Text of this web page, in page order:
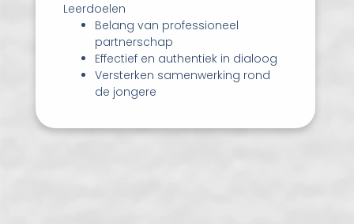
Leerdoelen
Belang van professioneel
partnerschap
Effectief en authentiek in dialoog
Versterken samenwerking rond
de jongere